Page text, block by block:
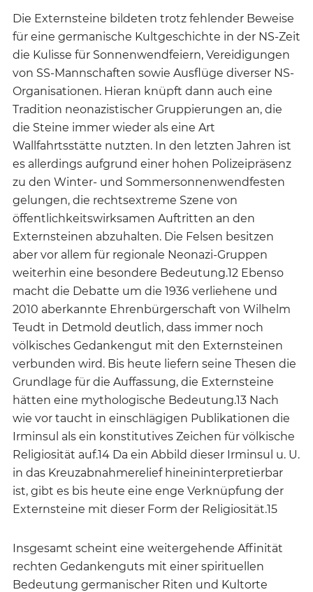
Die Externsteine bildeten trotz fehlender Beweise
für eine germanische Kultgeschichte in der NS-Zeit
die Kulisse für Sonnenwendfeiern, Vereidigungen
von SS-Mannschaften sowie Ausflüge diverser NS-
Organisationen. Hieran knüpft dann auch eine
Tradition neonazistischer Gruppierungen an, die
die Steine immer wieder als eine Art
Wallfahrtsstätte nutzten. In den letzten Jahren ist
es allerdings aufgrund einer hohen Polizeipräsenz
zu den Winter- und Sommersonnenwendfesten
gelungen, die rechtsextreme Szene von
öffentlichkeitswirksamen Auftritten an den
Externsteinen abzuhalten. Die Felsen besitzen
aber vor allem für regionale Neonazi-Gruppen
weiterhin eine besondere Bedeutung.12 Ebenso
macht die Debatte um die 1936 verliehene und
2010 aberkannte Ehrenbürgerschaft von Wilhelm
Teudt in Detmold deutlich, dass immer noch
völkisches Gedankengut mit den Externsteinen
verbunden wird. Bis heute liefern seine Thesen die
Grundlage für die Auffassung, die Externsteine
hätten eine mythologische Bedeutung.13 Nach
wie vor taucht in einschlägigen Publikationen die
Irminsul als ein konstitutives Zeichen für völkische
Religiosität auf.14 Da ein Abbild dieser Irminsul u. U.
in das Kreuzabnahmerelief hineininterpretierbar
ist, gibt es bis heute eine enge Verknüpfung der
Externsteine mit dieser Form der Religiosität.15
Insgesamt scheint eine weitergehende Affinität
rechten Gedankenguts mit einer spirituellen
Bedeutung germanischer Riten und Kultorte